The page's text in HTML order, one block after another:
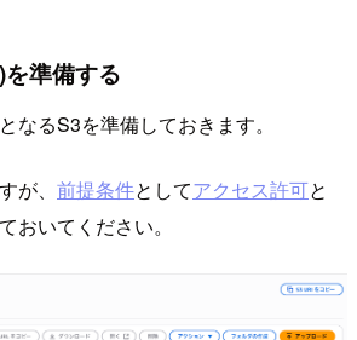
準備する
なるS3を準備しておきます。
が、 前提条件としてアクセス許可と
おいてください。